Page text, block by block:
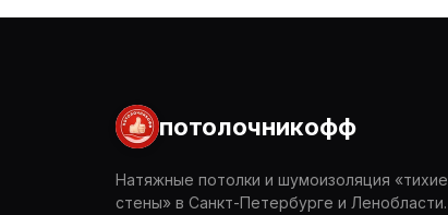
потолочникофф
Натяжные потолки и шумоизоляция «тихие
стены» в Санкт-Петербурге и Ленобласти.